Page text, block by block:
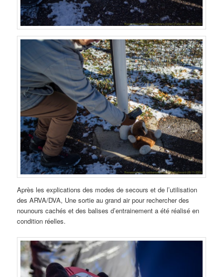
Après les explications des modes de secours et de l’utilisation
des ARVA/DVA, Une sortie au grand air pour rechercher des
nounours cachés et des balises d’entrainement a été réalisé en
condition réelles.